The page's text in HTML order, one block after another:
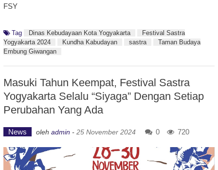
FSY
Tag Dinas Kebudayaan Kota Yogyakarta
Festival Sastra
Yogyakarta 2024
Kundha Kabudayan sastra
Taman Budaya
Embung Giwangan
Masuki Tahun Keempat, Festival Sastra
Yogyakarta Selalu “Siyaga” Dengan Setiap
Perubahan Yang Ada
News oleh admin - 25 November 2024 0 720